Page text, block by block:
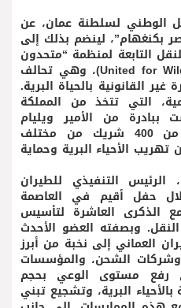
الوطني لسلطنة عمان، عن
بكنغهام”، لينضم بذلك إلى
التابعة لمنظمة “متحدون
من أجل الحياة البرية” (United for Wildlife)، وهي تحالف
القانونية بالحياة البرية.
التي تتخذ من المملكة
من الأمير ويليام
والمؤسسة الملكية، أكثر من 400 شريك من مختلف
الأحياء البرية وحماية
التنفيذي للطيران
حفل أقيم في العاصمة
مع الذكرى العاشرة لتأسيس
وبصفته العضو الأحدث
العماني إلى نخبة من أبرز
وشركات الشحن، والمؤسسات
رفع مستوى الوعي بحجم
البرية، وتشجيع تبني